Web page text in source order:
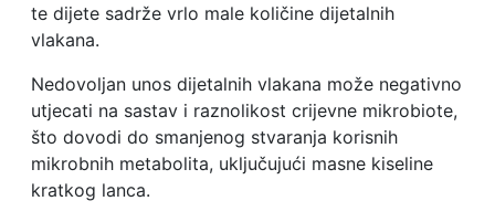
te dijete sadrže vrlo male količine dijetalnih
vlakana.
Nedovoljan unos dijetalnih vlakana može negativno
utjecati na sastav i raznolikost crijevne mikrobiote,
što dovodi do smanjenog stvaranja korisnih
mikrobnih metabolita, uključujući masne kiseline
kratkog lanca.